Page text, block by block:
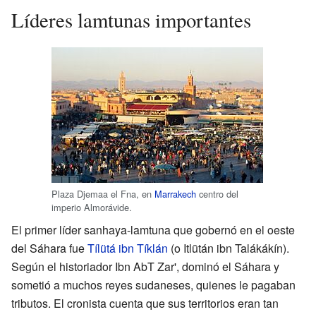
Líderes lamtunas importantes
Plaza Djemaa el Fna, en Marrakech centro del
imperio Almorávide.
El primer líder sanhaya-lamtuna que gobernó en el oeste
del Sáhara fueTílütá ibn Tíklán (o Itlütán ibn Talákákín).
Según el historiador Ibn AbT Zar', dominó el Sáhara y
sometió a muchos reyes sudaneses, quienes le pagaban
tributos. El cronista cuenta que sus territorios eran tan